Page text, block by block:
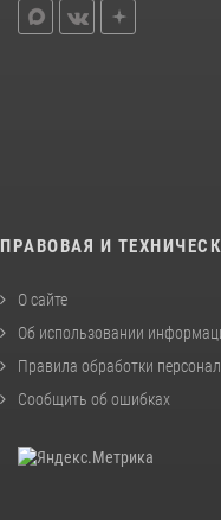
ПРАВОВАЯ И
О сайте
Об использовании
Правила обработки
Сообщить об ошибках